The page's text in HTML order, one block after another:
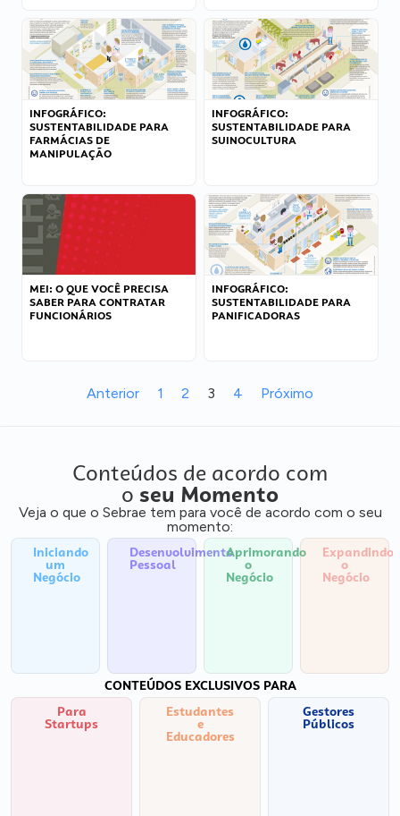
INFOGRÁFICO:
SUSTENTABILIDADE PARA
FARMÁCIAS DE
MANIPULAÇÃO
INFOGRÁFICO:
SUSTENTABILIDADE PARA
SUINOCULTURA
MEI: O QUE VOCÊ PRECISA
SABER PARA CONTRATAR
FUNCIONÁRIOS
INFOGRÁFICO:
SUSTENTABILIDADE PARA
PANIFICADORAS
Anterior 1 2 3 4 Próximo
Conteúdos de acordo com
o seu Momento
Veja o que o Sebrae tem para você de acordo com o seu
momento:
Iniciando
um
Negócio
Desenvolvimento
Pessoal
Aprimorando
o
Negócio
Expandindo
o
Negócio
CONTEÚDOS EXCLUSIVOS PARA
Para
Startups
Estudantes
e
Educadores
Gestores
Públicos